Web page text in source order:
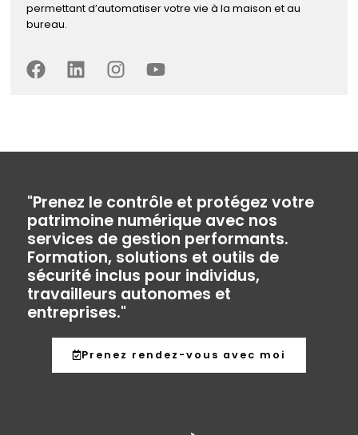
permettant d’automatiser votre vie à la maison et au
bureau.
"Prenez le contrôle et protégez votre
patrimoine numérique avec nos
services de gestion performants.
Formation, solutions et outils de
sécurité inclus pour individus,
travailleurs autonomes et
entreprises."
Prenez rendez-vous avec moi